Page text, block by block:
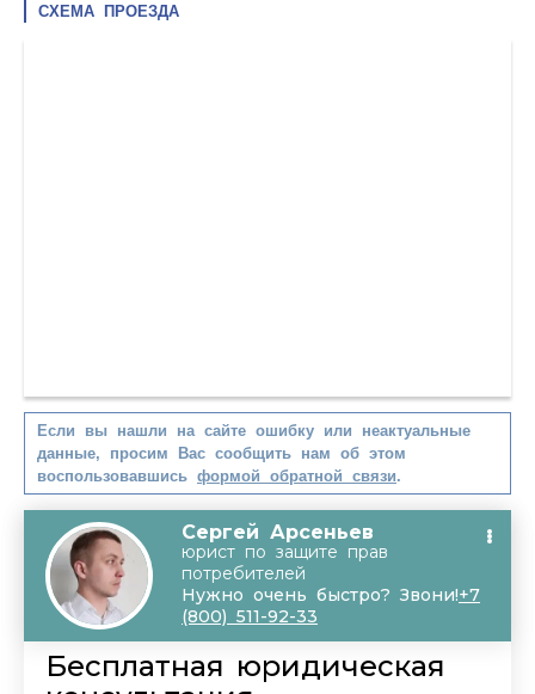
СХЕМА ПРОЕЗДА
Если вы нашли на сайте ошибку или неактуальные
данные, просим Вас сообщить нам об этом
воспользовавшись формой обратной связи.